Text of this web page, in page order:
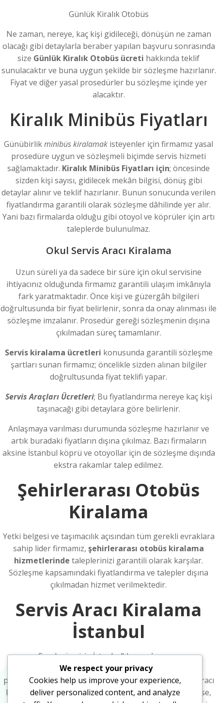
Günlük Kiralık Otobüs
Ne zaman, nereye, kaç kişi gidileceği, dönüşün ne zaman
olacağı gibi detaylarla beraber yapılan başvuru sonrasında
size Günlük Kiralık Otobüs ücreti hakkında teklif
sunulacaktır ve buna uygun şekilde bir sözleşme hazırlanır.
Fiyat ve diğer yasal prosedürler bu sözleşme içinde yer
alacaktır.
Kiralık Minibüs Fiyatları
Günübirlikminibüs kiralamak isteyenler için firmamız yasal
prosedüre uygun ve sözleşmeli biçimde servis hizmeti
sağlamaktadır. Kiralık Minibüs Fiyatları için; öncesinde
sizden kişi sayısı, gidilecek mekân bilgisi, dönüş gibi
detaylar alınır ve teklif hazırlanır. Bunun sonucunda verilen
fiyatlandırma garantili olarak sözleşme dâhilinde yer alır.
Yani bazı firmalarda olduğu gibi otoyol ve köprüler için artı
taleplerde bulunulmaz.
Okul Servis Aracı Kiralama
Uzun süreli ya da sadece bir süre için okul servisine
ihtiyacınız olduğunda firmamız garantili ulaşım imkânıyla
fark yaratmaktadır. Önce kişi ve güzergâh bilgileri
doğrultusunda bir fiyat belirlenir, sonra da onay alınması ile
sözleşme imzalanır. Prosedür gereği sözleşmenin dışına
çıkılmadan süreç tamamlanır.
Servis kiralama ücretleri konusunda garantili sözleşme
şartları sunan firmamız; öncelikle sizden alınan bilgiler
doğrultusunda fiyat teklifi yapar.
Servis Araçları Ücretleri; Bu fiyatlandırma nereye kaç kişi
taşınacağı gibi detaylara göre belirlenir.
Anlaşmaya varılması durumunda sözleşme hazırlanır ve
artık buradaki fiyatların dışına çıkılmaz. Bazı firmaların
aksine İstanbul köprü ve otoyollar için de sözleşme dışında
ekstra rakamlar talep edilmez.
Şehirlerarası Otobüs
Kiralama
Yetki belgesi ve taşımacılık açısından tüm gerekli evraklara
sahip lider firmamız, şehirlerarası otobüs kiralama
hizmetlerinde taleplerinizi garantili olarak karşılar.
Sözleşme kapsamındaki fiyatlandırma ve talepler dışına
çıkılmadan hizmet verilmektedir.
Servis Aracı Kiralama
İstanbul
Sınırlı süre için İstanbul’daservis aracı
istiyorsanız firmamız garantili ve yasal
prosedüre uygun biçimde hizmet vermektedir. Servis Aracı
Kiralama İstanbul içi yada şehirler arası neresi olacak ise,
We respect your privacy
Cookies help us improve your experience,
deliver personalized content, and analyze